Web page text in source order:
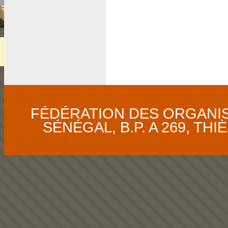
FÉDÉRATION DES
SÉNÉGAL, B.P. A 269,